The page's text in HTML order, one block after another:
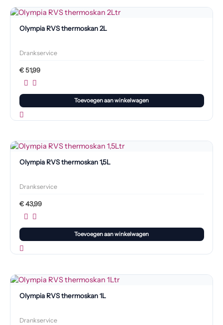
Olympia RVS thermoskan 2L
Drankservice
€51,99
Toevoegen aan winkelwagen
Olympia RVS thermoskan 1,5L
Drankservice
€43,99
Toevoegen aan winkelwagen
Olympia RVS thermoskan 1L
Drankservice